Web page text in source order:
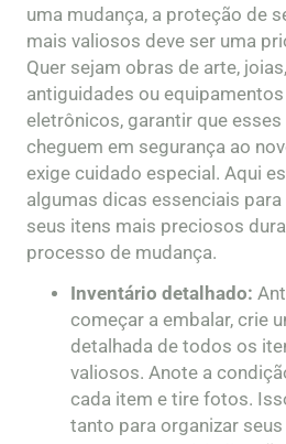
uma mudança, a proteção de
mais valiosos deve ser uma
Quer sejam obras de arte, joias,
antiguidades ou equipamentos
eletrônicos, garantir que esses
cheguem em segurança ao
exige cuidado especial. Aqui
algumas dicas essenciais
seus itens mais preciosos
processo de mudança.
Inventário detalhado:
começar a embalar, crie
detalhada de todos os
valiosos. Anote a
cada item e tire fotos.
tanto para organizar